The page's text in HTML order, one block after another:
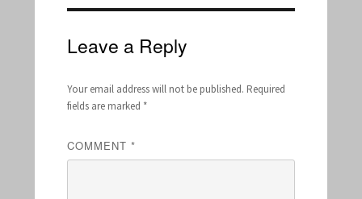
Leave a Reply
Your email address will not be published. Required
fields are marked *
COMMENT *